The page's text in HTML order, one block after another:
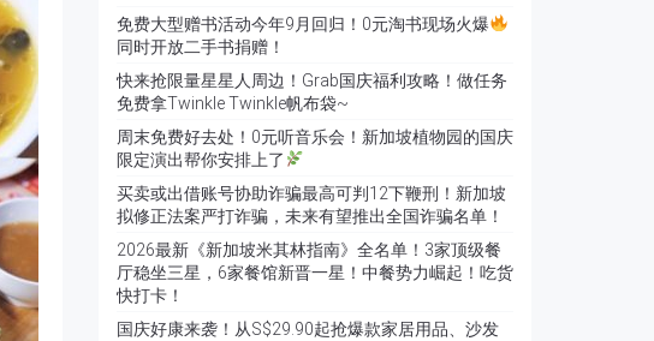
免费大型赠书活动今年9月回归！0元淘书现场火爆
同时开放二手书捐赠！
快来抢限量星星人周边！Grab国庆福利攻略！做任务
免费拿Twinkle Twinkle帆布袋~
周末免费好去处！0元听音乐会！新加坡植物园的国庆
限定演出帮你安排上了
买卖或出借账号协助诈骗最高可判12下鞭刑！新加坡
拟修正法案严打诈骗，未来有望推出全国诈骗名单！
2026最新《新加坡米其林指南》全名单！3家顶级餐
厅稳坐三星，6家餐馆新晋一星！中餐势力崛起！吃货
快打卡！
国庆好康来袭！从S$29.90起抢爆款家居用品、沙发